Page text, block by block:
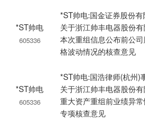
*ST帅电
605336
*ST帅电:国金证券股份有
关于浙江帅丰电器股份
本次重组信息公布前公
格波动情况的核查意见
*ST帅电
605336
*ST帅电:国浩律师(杭州)
关于浙江帅丰电器股份
重大资产重组前业绩异
专项核查意见